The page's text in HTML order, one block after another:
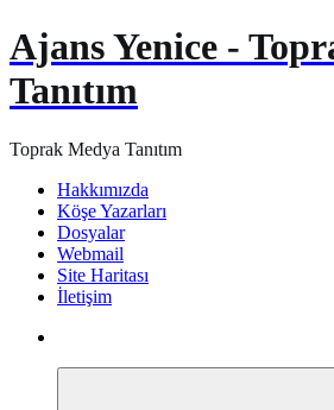
Ajans Yenice -
Tanıtım
Toprak Medya Tanıtım
Hakkımızda
Köşe Yazarları
Dosyalar
Webmail
Site Haritası
İletişim